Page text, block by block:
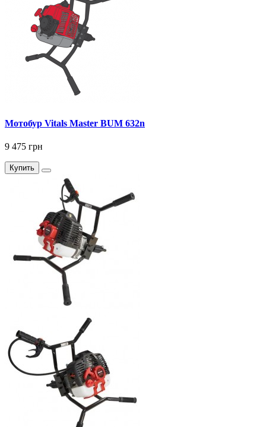
Мотобур Vitals Master BUM 632n
9 475 грн
Купить